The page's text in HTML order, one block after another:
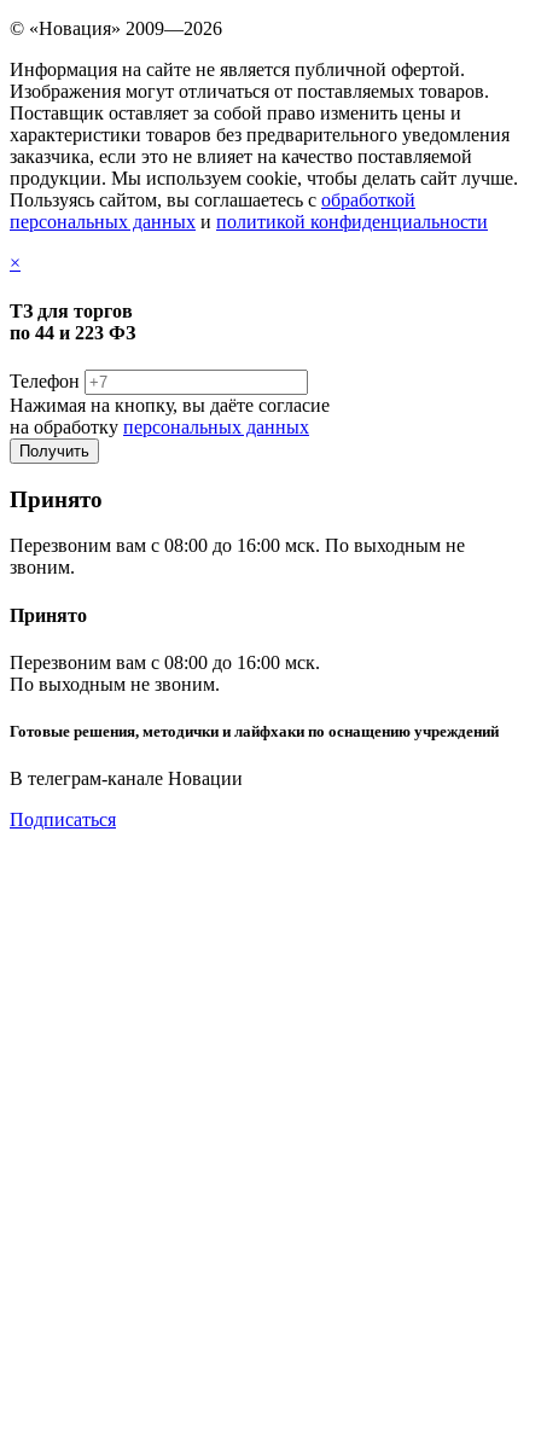
© «Новация» 2009—2026
Информация на сайте не является публичной офертой.
Изображения могут отличаться от поставляемых товаров.
Поставщик оставляет за собой право изменить цены и
характеристики товаров без предварительного уведомления
заказчика, если это не влияет на качество поставляемой
продукции. Мы используем cookie, чтобы делать сайт лучше.
Пользуясь сайтом, вы соглашаетесь с обработкой
персональных данных и политикой конфиденциальности
×
ТЗ для торгов
по 44 и 223 ФЗ
Телефон
Нажимая на кнопку, вы даёте согласие
на обработку персональных данных
Принято
Перезвоним вам с 08:00 до 16:00 мск. По выходным не
звоним.
Принято
Перезвоним вам с 08:00 до 16:00 мск.
По выходным не звоним.
Готовые решения, методички и лайфхаки по оснащению учреждений
В телеграм-канале Новации
Подписаться